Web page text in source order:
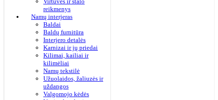
reikmenys
Namų interjeras
Baldai
Baldų furnitūra
Interjero detalės
Karnizai ir jų priedai
Kilimai, kailiai ir
kilimėliai
Namų tekstilė
Užuolaidos, žaliuzės ir
uždangos
Valgomojo kėdės